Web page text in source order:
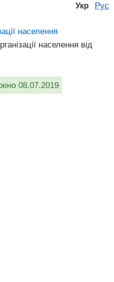
Укр Рус
населення
населення від
08.07.2019